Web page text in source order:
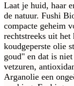
Laat je huid, haar
de natuur. Fushi
compacte geheim
rechtstreeks uit
koudgeperste olie
goud" en dat is
vetzuren,
Arganolie een